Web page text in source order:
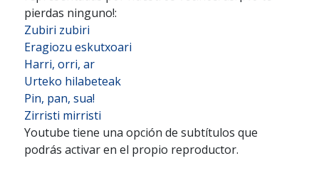
pierdas ninguno!:
Zubiri zubiri
Eragiozu eskutxoari
Harri, orri, ar
Urteko hilabeteak
Pin, pan, sua!
Zirristi mirristi
Youtube tiene una opción de subtítulos que
podrás activar en el propio reproductor.